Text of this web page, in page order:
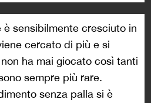
sensibilmente cresciuto in
cercato di più e si
ha mai giocato così tanti
sempre più rare.
senza palla si è